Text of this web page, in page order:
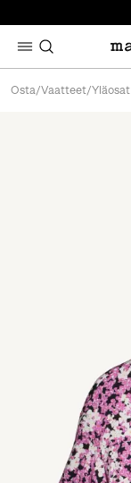
Osta/Vaatteet/Yläosat